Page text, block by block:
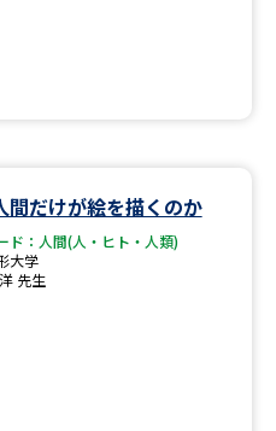
間だけが絵を描くのか
ド：人間(人・ヒト・人類)
大学
先生